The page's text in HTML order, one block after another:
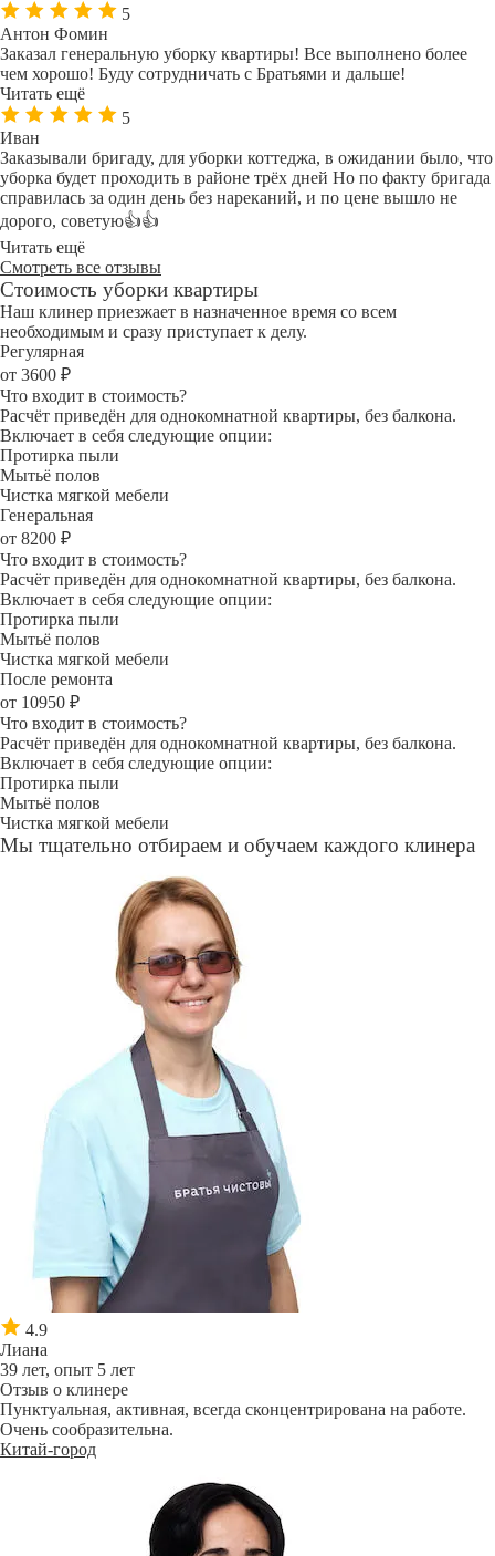
5
Антон Фомин
Заказал генеральную уборку квартиры! Все выполнено более
чем хорошо! Буду сотрудничать с Братьями и дальше!
Читать ещё
5
Иван
Заказывали бригаду, для уборки коттеджа, в ожидании было, что
уборка будет проходить в районе трёх дней Но по факту бригада
справилась за один день без нареканий, и по цене вышло не
дорого, советую👍👍
Читать ещё
Смотреть все отзывы
Стоимость уборки квартиры
Наш клинер приезжает в назначенное время со всем
необходимым и сразу приступает к делу.
Регулярная
от 3600 ₽
Что входит в стоимость?
Расчёт приведён для однокомнатной квартиры, без балкона.
Включает в себя следующие опции:
Протирка пыли
Мытьё полов
Чистка мягкой мебели
Генеральная
от 8200 ₽
Что входит в стоимость?
Расчёт приведён для однокомнатной квартиры, без балкона.
Включает в себя следующие опции:
Протирка пыли
Мытьё полов
Чистка мягкой мебели
После ремонта
от 10950 ₽
Что входит в стоимость?
Расчёт приведён для однокомнатной квартиры, без балкона.
Включает в себя следующие опции:
Протирка пыли
Мытьё полов
Чистка мягкой мебели
Мы тщательно отбираем и обучаем каждого клинера
4.9
Лиана
39 лет, опыт 5 лет
Отзыв о клинере
Пунктуальная, активная, всегда сконцентрирована на работе.
Очень сообразительна.
Китай-город